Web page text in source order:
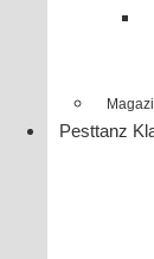
Pesttanz